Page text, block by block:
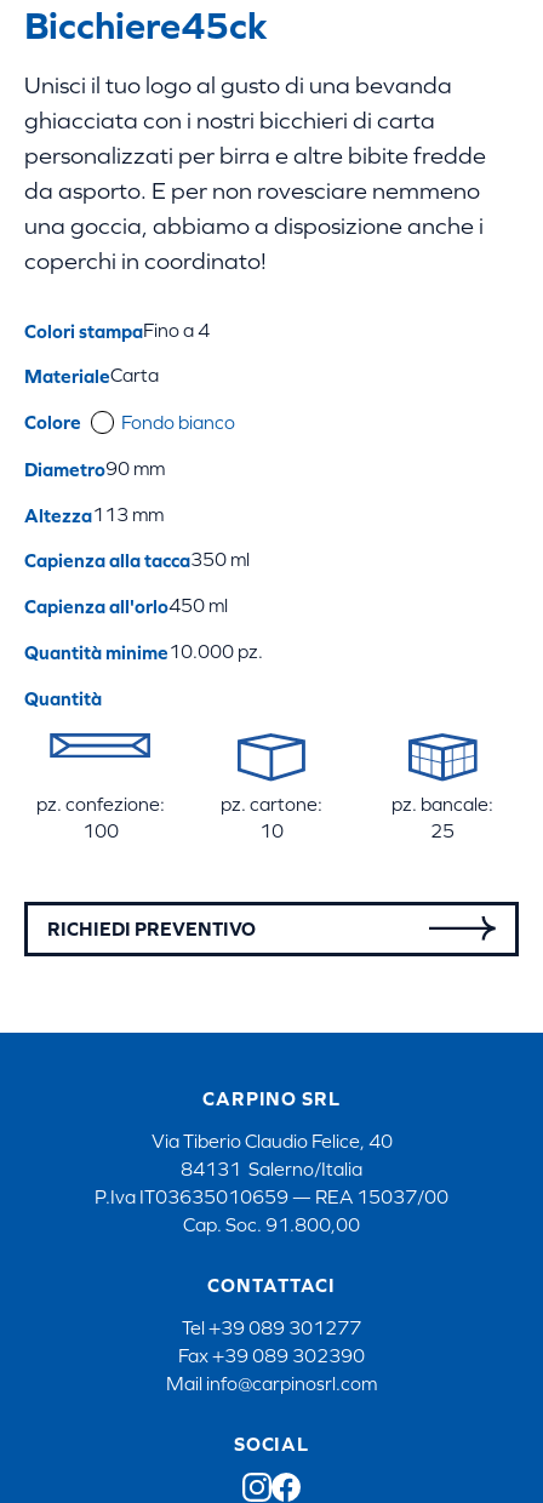
Bicchiere45ck
Unisci il tuo logo al gusto di una bevanda
ghiacciata con i nostri bicchieri di carta
personalizzati per birra e altre bibite fredde
da asporto. E per non rovesciare nemmeno
una goccia, abbiamo a disposizione anche i
coperchi in coordinato!
Colori stampaFino a 4
MaterialeCarta
Colore Fondo bianco
Diametro90 mm
Altezza113 mm
Capienza alla tacca350 ml
Capienza all'orlo450 ml
Quantità minime10.000 pz.
Quantità
pz. confezione:
100
pz. cartone:
10
pz. bancale:
25
RICHIEDI PREVENTIVO
CARPINO SRL
Via Tiberio Claudio Felice, 40
84131 Salerno/Italia
P.Iva IT03635010659 — REA 15037/00
Cap. Soc. 91.800,00
CONTATTACI
Tel+39 089 301277
Fax+39 089 302390
Mail info@carpinosrl.com
SOCIAL